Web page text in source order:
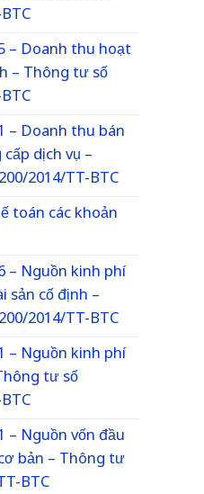
– Doanh thu hoạt
– Thông tư số
– Doanh thu bán
dịch vụ –
2014/TT-BTC
toán các khoản
– Nguồn kinh phí
cố định –
2014/TT-BTC
– Nguồn kinh phí
tư số
– Nguồn vốn đầu
bản – Thông tư
BTC